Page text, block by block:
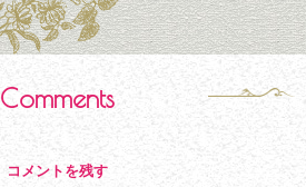
Comments
コメントを残す